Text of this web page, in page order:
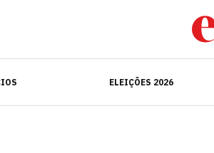
ELEIÇÕES 2026